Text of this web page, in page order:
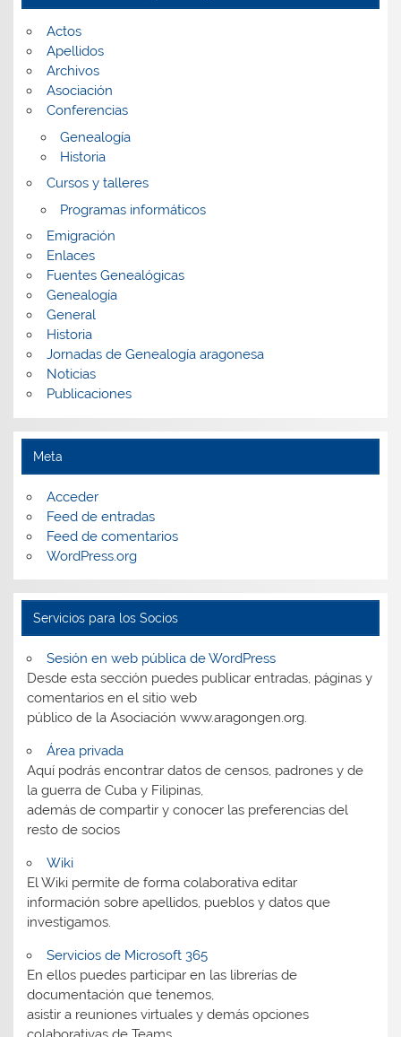
Actos
Apellidos
Archivos
Asociación
Conferencias
Genealogía
Historia
Cursos y talleres
Programas informáticos
Emigración
Enlaces
Fuentes Genealógicas
Genealogía
General
Historia
Jornadas de Genealogía aragonesa
Noticias
Publicaciones
Meta
Acceder
Feed de entradas
Feed de comentarios
WordPress.org
Servicios para los Socios
Sesión en web pública de WordPress
Desde esta sección puedes publicar entradas, páginas y
comentarios en el sitio web
público de la Asociación www.aragongen.org.
Área privada
Aquí podrás encontrar datos de censos, padrones y de
la guerra de Cuba y Filipinas,
además de compartir y conocer las preferencias del
resto de socios
Wiki
El Wiki permite de forma colaborativa editar
información sobre apellidos, pueblos y datos que
investigamos.
Servicios de Microsoft 365
En ellos puedes participar en las librerías de
documentación que tenemos,
asistir a reuniones virtuales y demás opciones